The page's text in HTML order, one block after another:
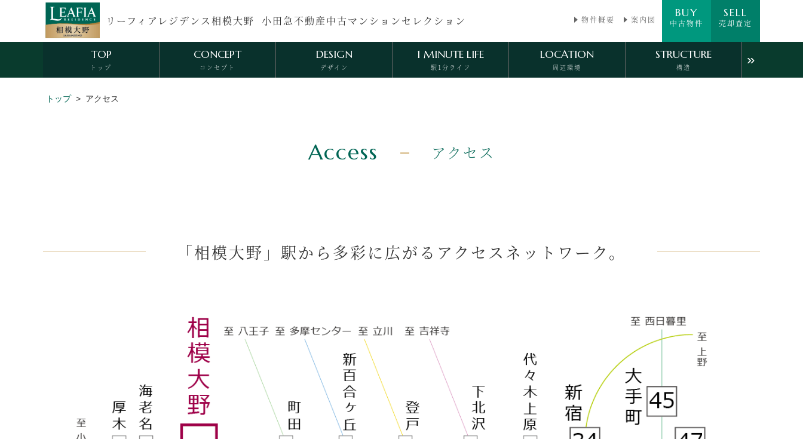
リーフィアレジデンス相模大野 小田急不動産中古マンションセレクション 物件概要 案内図
BUY
中古物件
SELL
売却査定
TOP
トップ
CONCEPT
コンセプト
DESIGN
デザイン
1 MINUTE LIFE
駅1分ライフ
LOCATION
周辺環境
STRUCTURE
構造
水まわり
»
トップ アクセス
Access アクセス
「相模大野」駅から多彩に広がるアクセスネットワーク。